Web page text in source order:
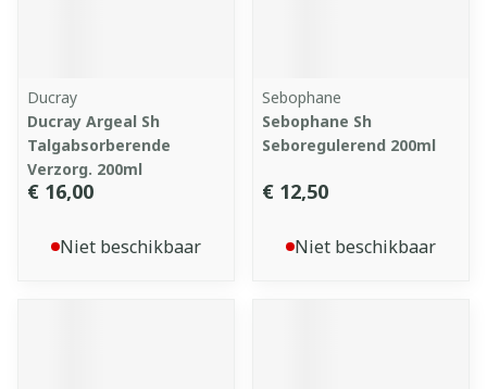
Ducray
Ducray Argeal Sh
Talgabsorberende
Verzorg. 200ml
€ 16,00
Niet beschikbaar
Sebophane
Sebophane Sh
Seboregulerend 200ml
€ 12,50
Niet beschikbaar